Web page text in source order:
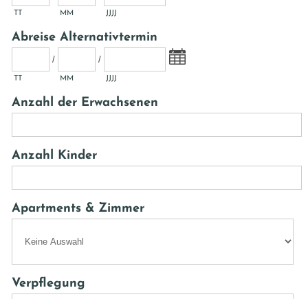
MM JJJJ
Abreise Alternativtermin
/ /
MM JJJJ
Anzahl der Erwachsenen
Anzahl Kinder
Apartments & Zimmer
Verpflegung